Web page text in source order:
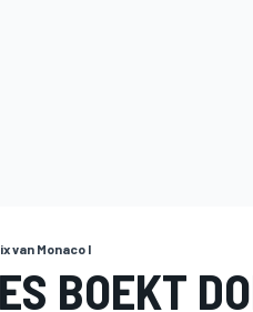
van Monaco I
BOEKT